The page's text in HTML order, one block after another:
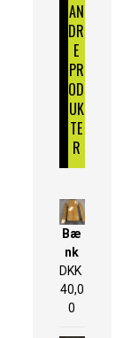
AN
DR
E
PR
OD
UK
TE
R
Bæ
nk
DKK
40,0
0